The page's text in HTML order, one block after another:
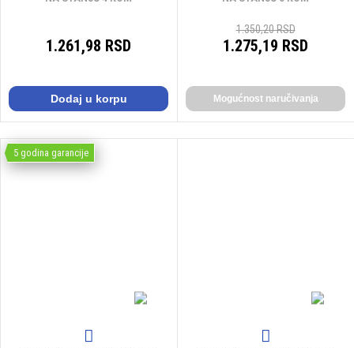
1.261,98 RSD
Dodaj u korpu
1.350,20 RSD
1.275,19 RSD
Mogućnost naručivanja
5 godina garancije